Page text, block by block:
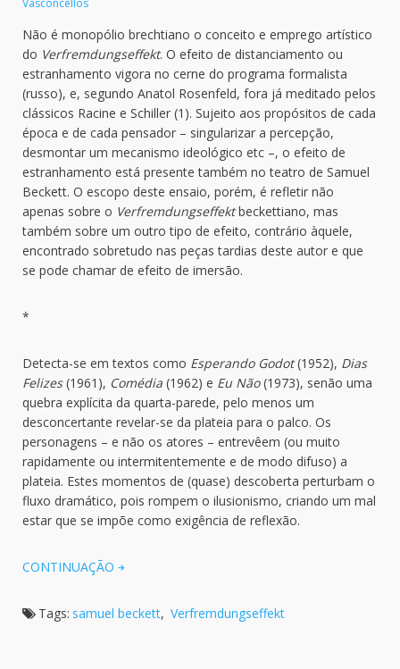
Vasconcellos
Não é monopólio brechtiano o conceito e emprego artístico
do Verfremdungseffekt. O efeito de distanciamento ou
estranhamento vigora no cerne do programa formalista
(russo), e, segundo Anatol Rosenfeld, fora já meditado pelos
clássicos Racine e Schiller (1). Sujeito aos propósitos de cada
época e de cada pensador – singularizar a percepção,
desmontar um mecanismo ideológico etc –, o efeito de
estranhamento está presente também no teatro de Samuel
Beckett. O escopo deste ensaio, porém, é refletir não
apenas sobre o Verfremdungseffektbeckettiano, mas
também sobre um outro tipo de efeito, contrário àquele,
encontrado sobretudo nas peças tardias deste autor e que
se pode chamar de efeito de imersão.
*
Detecta-se em textos como Esperando Godot(1952), Dias
Felizes(1961), Comédia (1962) e Eu Não(1973), senão uma
quebra explícita da quarta-parede, pelo menos um
desconcertante revelar-se da plateia para o palco. Os
personagens – e não os atores – entrevêem (ou muito
rapidamente ou intermitentemente e de modo difuso) a
plateia. Estes momentos de (quase) descoberta perturbam o
fluxo dramático, pois rompem o ilusionismo, criando um mal
estar que se impõe como exigência de reflexão.
CONTINUAÇÃO
Tags: samuel beckett, Verfremdungseffekt